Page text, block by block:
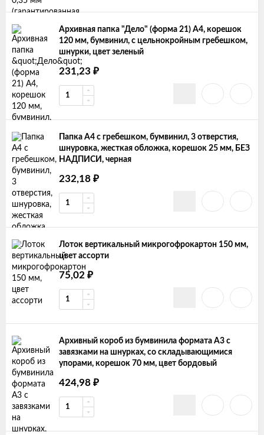
Архивная папка "Дело" (форма 21) А4, корешок
120 мм, бумвинил, с цельнокройным гребешком,
шнурки, цвет зеленый
231,23 ₽
Папка А4 с гребешком, бумвинил, 3 отверстия,
шнуровка, жесткая обложка, корешок 25 мм, БЕЗ
НАДПИСИ, черная
232,18 ₽
Лоток вертикальный микрогофрокартон 150 мм,
цвет ассорти
75,02 ₽
Архивный короб из бумвинила формата А3 с
завязками на шнурках, со складывающимися
упорами, корешок 70 мм, цвет бордовый
424,98 ₽